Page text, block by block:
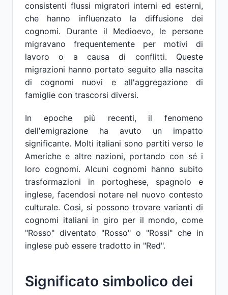
consistenti flussi migratori interni ed esterni,
che hanno influenzato la diffusione dei
cognomi. Durante il Medioevo, le persone
migravano frequentemente per motivi di
lavoro o a causa di conflitti. Queste
migrazioni hanno portato seguito alla nascita
di cognomi nuovi e all'aggregazione di
famiglie con trascorsi diversi.
In epoche più recenti, il fenomeno
dell'emigrazione ha avuto un impatto
significante. Molti italiani sono partiti verso le
Americhe e altre nazioni, portando con sé i
loro cognomi. Alcuni cognomi hanno subito
trasformazioni in portoghese, spagnolo e
inglese, facendosi notare nel nuovo contesto
culturale. Così, si possono trovare varianti di
cognomi italiani in giro per il mondo, come
"Rosso" diventato "Rosso" o "Rossi" che in
inglese può essere tradotto in "Red".
Significato simbolico dei